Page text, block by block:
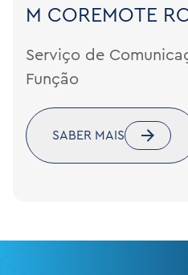
M COREMOTE
Serviço de
Função
SABER MAIS